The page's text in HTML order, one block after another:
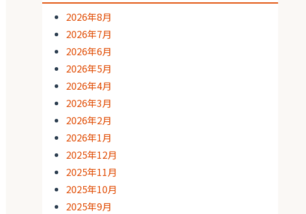
2026年8月
2026年7月
2026年6月
2026年5月
2026年4月
2026年3月
2026年2月
2026年1月
2025年12月
2025年11月
2025年10月
2025年9月